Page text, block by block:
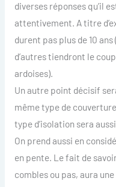
diverses réponses qu’il
attentivement. A titre
durent pas plus de 10
d’autres tiendront le
ardoises).
Un autre point décisif
même type de
type d’isolation sera
On prend aussi en
en pente. Le fait de
combles ou pas, aura